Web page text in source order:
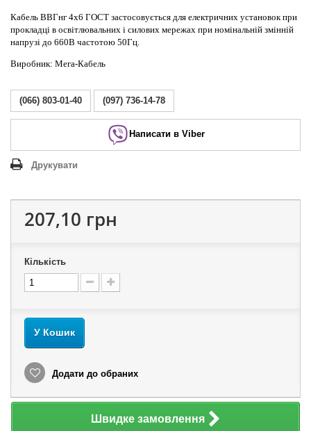
Кабель ВВГнг 4х6 ГОСТ застосовується для електричних установок при
прокладці в освітлювальних і силових мережах при номінальній змінній
напрузі до 660В частотою 50Гц.
Виробник: Мега-Кабель
(066) 803-01-40 (097) 736-14-78
Написати в Viber
Друкувати
207,10 грн
Кількість
У Кошик
Додати до обраних
Швидке замовлення